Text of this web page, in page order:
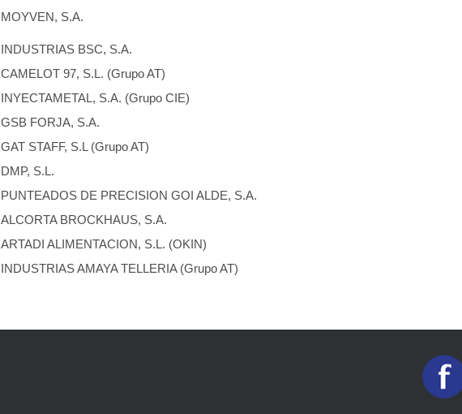
MOYVEN, S.A.
INDUSTRIAS BSC, S.A.
CAMELOT 97, S.L. (Grupo AT)
INYECTAMETAL, S.A. (Grupo CIE)
GSB FORJA, S.A.
GAT STAFF, S.L (Grupo AT)
DMP, S.L.
PUNTEADOS DE PRECISION GOI ALDE, S.A.
ALCORTA BROCKHAUS, S.A.
ARTADI ALIMENTACION, S.L. (OKIN)
INDUSTRIAS AMAYA TELLERIA (Grupo AT)